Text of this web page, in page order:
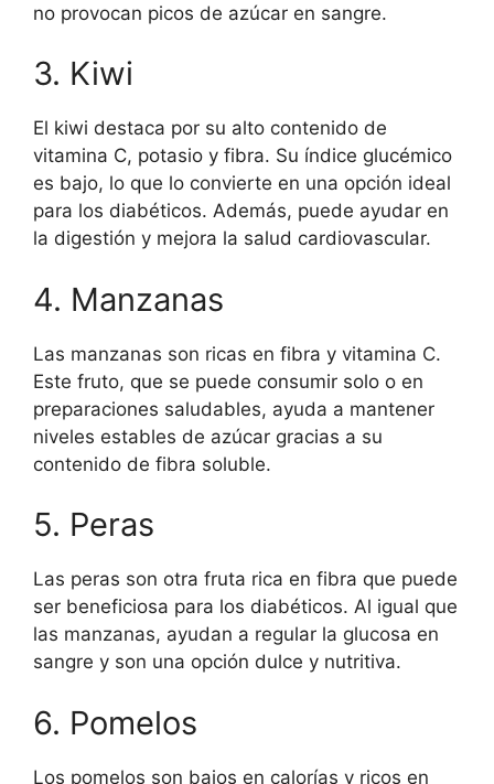
no provocan picos de azúcar en sangre.
3. Kiwi
El kiwi destaca por su alto contenido de
vitamina C, potasio y fibra. Su índice glucémico
es bajo, lo que lo convierte en una opción ideal
para los diabéticos. Además, puede ayudar en
la digestión y mejora la salud cardiovascular.
4. Manzanas
Las manzanas son ricas en fibra y vitamina C.
Este fruto, que se puede consumir solo o en
preparaciones saludables, ayuda a mantener
niveles estables de azúcar gracias a su
contenido de fibra soluble.
5. Peras
Las peras son otra fruta rica en fibra que puede
ser beneficiosa para los diabéticos. Al igual que
las manzanas, ayudan a regular la glucosa en
sangre y son una opción dulce y nutritiva.
6. Pomelos
Los pomelos son bajos en calorías y ricos en